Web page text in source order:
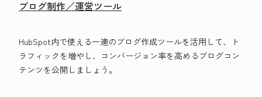
ブログ制作／運営ツール
HubSpot内で使える一連のブログ作成ツールを活用して、ト
ラフィックを増やし、コンバージョン率を高めるブログコン
テンツを公開しましょう。